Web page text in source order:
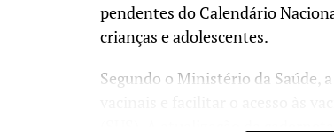
pendentes do Calendário
crianças e adolescentes.
Segundo o Ministério da Saúde,
(SUS). A atualização da